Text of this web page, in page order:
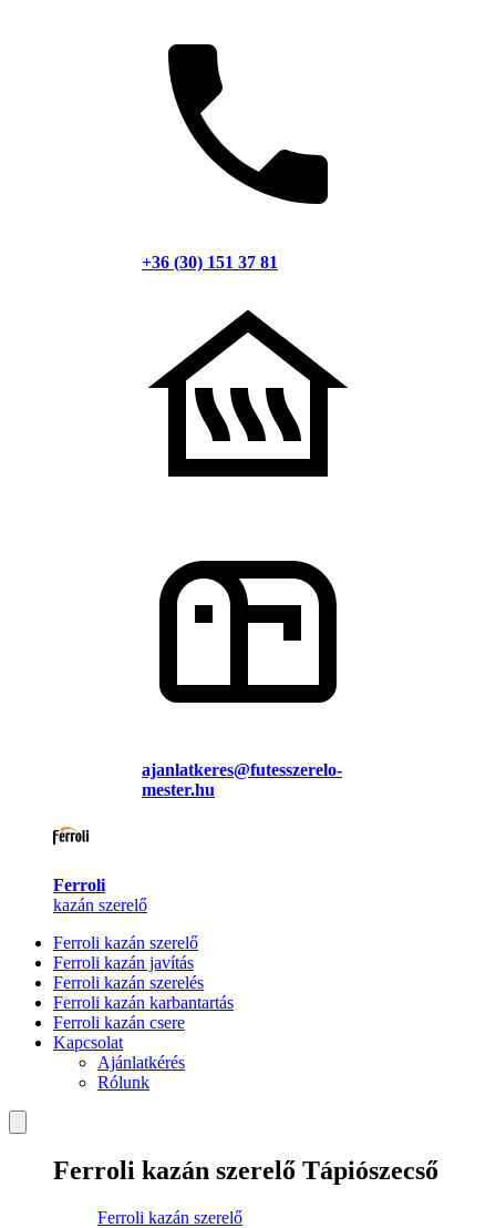
+36 (30) 151 37 81
ajanlatkeres@futesszerelo-
mester.hu
Ferroli
kazán szerelő
Ferroli kazán szerelő
Ferroli kazán javítás
Ferroli kazán szerelés
Ferroli kazán karbantartás
Ferroli kazán csere
Kapcsolat
Ajánlatkérés
Rólunk
Ferroli kazán szerelő Tápiószecső
Ferroli kazán szerelő